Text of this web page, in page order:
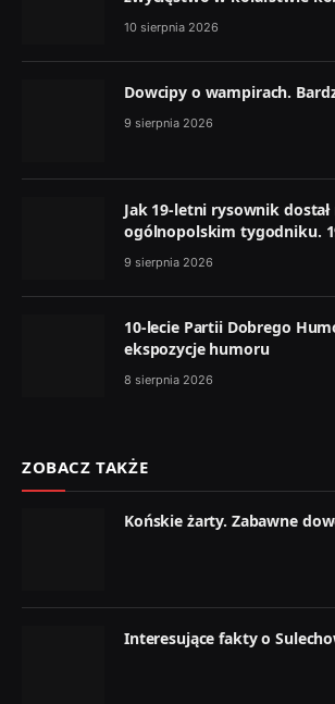
10 sierpnia 2026
Dowcipy o wampirach.
9 sierpnia 2026
Jak 19-letni rysownik
ogólnopolskim tygodniku.
9 sierpnia 2026
10-lecie Partii Dobrego
ekspozycje humoru
8 sierpnia 2026
ZOBACZ TAKŻE
Końskie żarty. Zabawne
Interesujące fakty o